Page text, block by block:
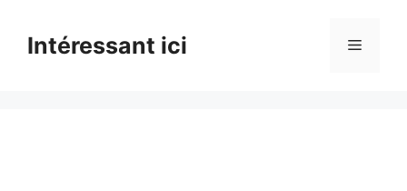
contentIntéressant ici Menu